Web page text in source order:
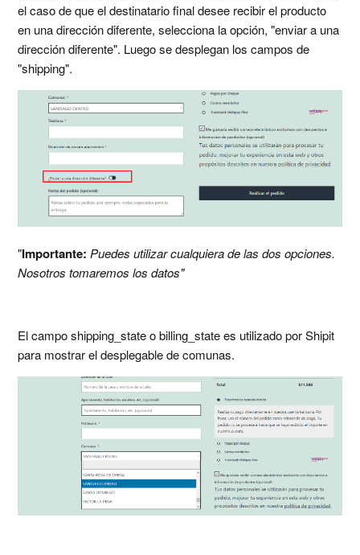
el caso de que el destinatario final desee recibir el producto
en una dirección diferente, selecciona la opción, "enviar a una
dirección diferente". Luego se desplegan los campos de
"shipping".
"Importante: Puedes utilizar cualquiera de las dos opciones.
Nosotros tomaremos los datos"
El campo shipping_state o billing_state es utilizado por Shipit
para mostrar el desplegable de comunas.